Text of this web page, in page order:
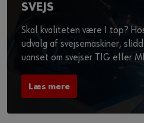
SVEJS
Skal kvaliteten være I top?
udvalg af svejsemaskiner,
uanset om svejser TIG eller
Læs mere